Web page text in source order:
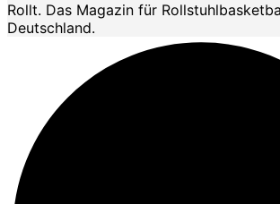
Rollt. Das Magazin für
Deutschland.